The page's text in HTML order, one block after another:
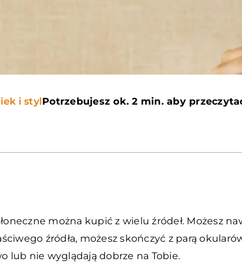
i stylPotrzebujesz ok. 2 min. aby
można kupić z wielu źródeł. Możesz
źródła, możesz skończyć z parą
lub nie wyglądają dobrze na Tobie.